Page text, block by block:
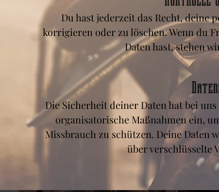
Du hast jederzeit das Recht, deine
korrigieren oder zu löschen. Wenn du
Daten hast, stehen
Die Sicherheit deiner Daten hat bei
organisatorische Maßnahmen ein,
Missbrauch zu schützen. Deine Daten
über verschlüsselte